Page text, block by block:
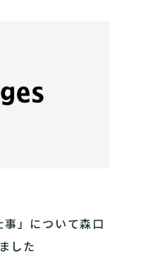
」について森口
した